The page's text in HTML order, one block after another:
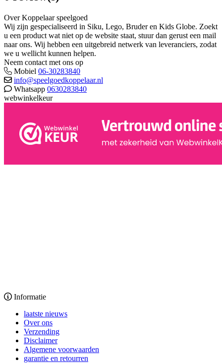
Over Koppelaar speelgoed
Wij zijn gespecialiseerd in Siku, Lego, Bruder en Kids Globe. Zoekt
u een product wat niet op de website staat, stuur dan gerust een mail
naar ons. Wij hebben een uitgebreid netwerk van leveranciers, zodat
we u wellicht kunnen helpen.
Neem contact met ons op
Mobiel 06-30283840
info@speelgoedkoppelaar.nl
Whatsapp 0630283840
webwinkelkeur
Informatie
laatste nieuws
Over ons
Verzending
Disclaimer
Algemene voorwaarden
garantie en retourren